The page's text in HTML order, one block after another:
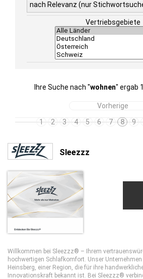
nach Relevanz (nur
Vertriebsgebiete
Ihre Suche nach "wohnen" ergab
Vorherige
1
2 3 4 5 6 7 8 9
Sleezzz
Willkommen bei Sleezzz® – Ihrem
hochwertigen Schlafkomfort. Unser
Heinsberg, einer Region, die für ihre
Innovationskraft bekannt ist. Bei Sleezzz®